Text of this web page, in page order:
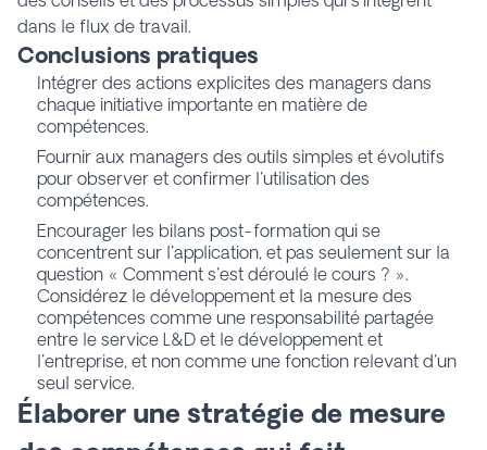
dans le flux de travail.
Conclusions pratiques
Intégrer des actions explicites des managers dans
chaque initiative importante en matière de
compétences.
Fournir aux managers des outils simples et évolutifs
pour observer et confirmer l'utilisation des
compétences.
Encourager les bilans post-formation qui se
concentrent sur l'application, et pas seulement sur la
question « Comment s'est déroulé le cours ? ».
Considérez le développement et la mesure des
compétences comme une responsabilité partagée
entre le service L&D et le développement et
l'entreprise, et non comme une fonction relevant d'un
seul service.
Élaborer une stratégie de mesure